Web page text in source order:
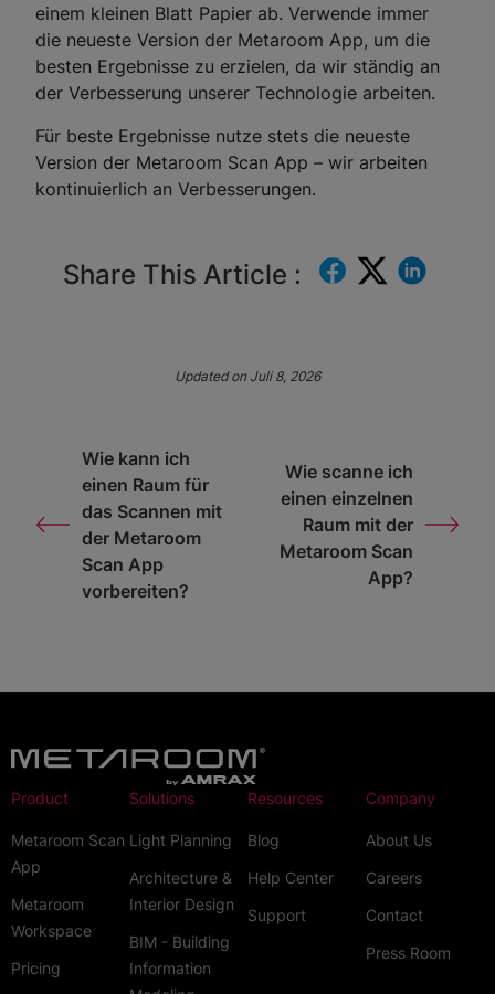
einem kleinen Blatt Papier ab. Verwende immer
die neueste Version der Metaroom App, um die
besten Ergebnisse zu erzielen, da wir ständig an
der Verbesserung unserer Technologie arbeiten.
Für beste Ergebnisse nutze stets die neueste
Version der Metaroom Scan App – wir arbeiten
kontinuierlich an Verbesserungen.
Share This Article :
Updated on Juli 8, 2026
Wie kann ich
einen Raum für
das Scannen mit
der Metaroom
Scan App
vorbereiten?
Wie scanne ich
einen einzelnen
Raum mit der
Metaroom Scan
App?
Product
Metaroom Scan
App
Metaroom
Workspace
Pricing
Solutions
Light Planning
Architecture &
Interior Design
BIM - Building
Information
Resources
Blog
Help Center
Support
Company
About Us
Careers
Contact
Press Room